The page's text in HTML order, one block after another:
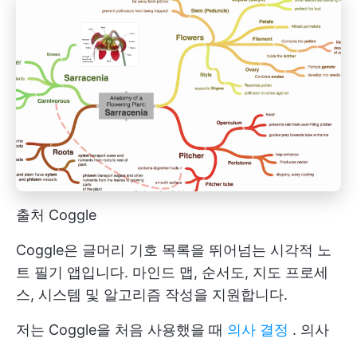
출처 Coggle
Coggle은 글머리 기호 목록을 뛰어넘는 시각적 노
트 필기 앱입니다. 마인드 맵, 순서도, 지도 프로세
스, 시스템 및 알고리즘 작성을 지원합니다.
저는 Coggle을 처음 사용했을 때 의사 결정 . 의사